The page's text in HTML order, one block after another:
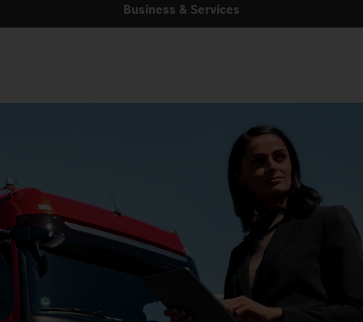
Business & Services